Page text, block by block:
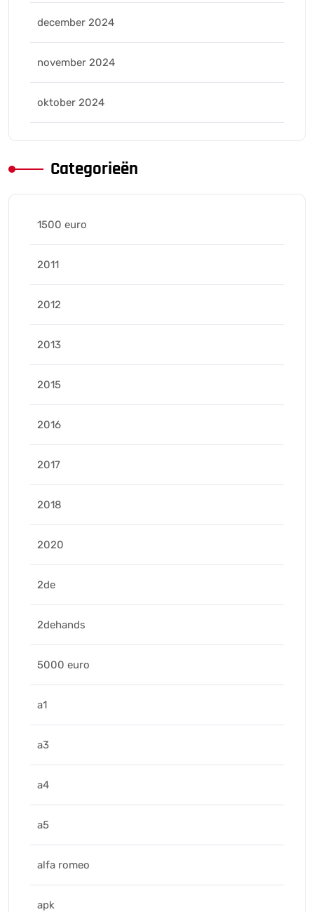
december 2024
november 2024
oktober 2024
Categorieën
1500 euro
2011
2012
2013
2015
2016
2017
2018
2020
2de
2dehands
5000 euro
a1
a3
a4
a5
alfa romeo
apk